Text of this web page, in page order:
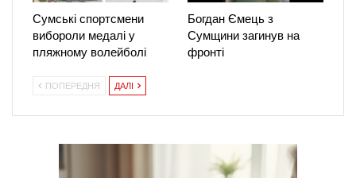
Сумські спортсмени
вибороли медалі у
пляжному волейболі
Богдан Ємець з
Сумщини загинув на
фронті
ПОПЕРЕДНЯ ДАЛІ